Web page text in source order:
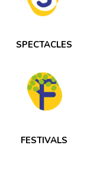
SPECTACLES
FESTIVALS